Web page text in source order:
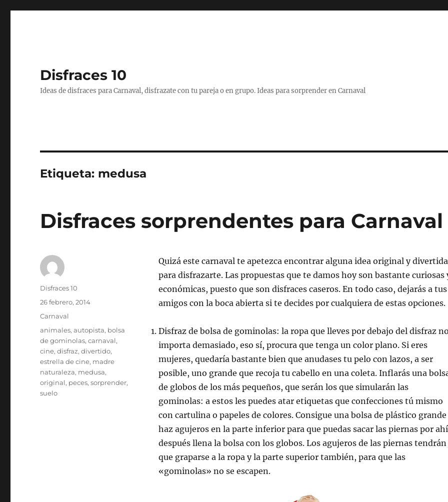
Disfraces 10
Ideas de disfraces para Carnaval, disfrazate con tu pareja o en grupo. Ideas para sorprender en Carnaval
Etiqueta: medusa
Disfraces sorprendentes para Carnaval
Quizá este carnaval te apetezca encontrar alguna idea original y divertida
para disfrazarte. Las propuestas que te damos hoy son bastante curiosas
económicas, puesto que son disfraces caseros. En todo caso, dejarás a tus
amigos con la boca abierta si te decides por cualquiera de estas opciones.
Disfraz de bolsa de gominolas: la ropa que lleves por debajo del disfraz
importa demasiado, eso sí, procura que tenga un color plano. Si eres
mujeres, quedaría bastante bien que anudases tu pelo con lazos, a ser
posible, uno grande que recoja tu cabello en una coleta. Inflarás una
de globos de los más pequeños, que serán los que simularán las
gominolas: a estos les puedes atar etiquetas que confecciones tú mismo
con cartulina o papeles de colores. Consigue una bolsa de plástico grande
haz agujeros en la parte inferior para que puedas sacar las piernas por
después llena la bolsa con los globos. Los agujeros de las piernas tendrán
que graparse a la ropa y la parte superior también, para que las
«gominolas» no se escapen.
Autor
Disfraces 10
Publicado
26 febrero, 2014
Categorías
Carnaval
Etiquetas
animales,autopista, bolsa
de gominolas,carnaval,
cine,disfraz,divertido,
estrella de cine, madre
naturaleza, medusa,
original, peces,sorprender,
suelo